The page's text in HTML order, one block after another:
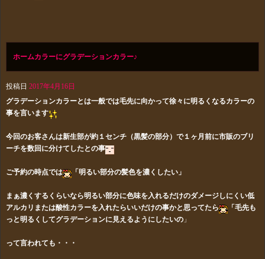
ホームカラーにグラデーションカラー♪
投稿日 2017年4月16日
グラデーションカラーとは一般では毛先に向かって徐々に明るくなるカラーの
事を言います
今回のお客さんは新生部が約１センチ（黒髪の部分）で１ヶ月前に市販のブリ
ーチを数回に分けてしたとの事
ご予約の時点では 「明るい部分の髪色を濃くしたい」
まぁ濃くするくらいなら明るい部分に色味を入れるだけのダメージしにくい低
アルカリまたは酸性カラーを入れたらいいだけの事かと思ってたら
「毛先も
っと明るくしてグラデーションに見えるようにしたいの 」
って言われても・・・